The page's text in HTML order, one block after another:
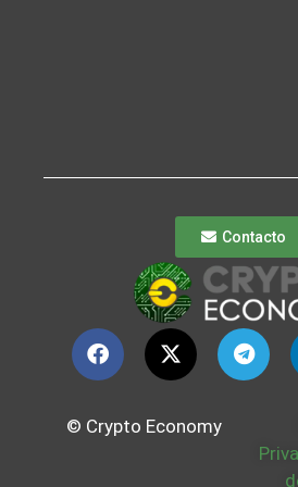
Contacto
© Crypto Economy